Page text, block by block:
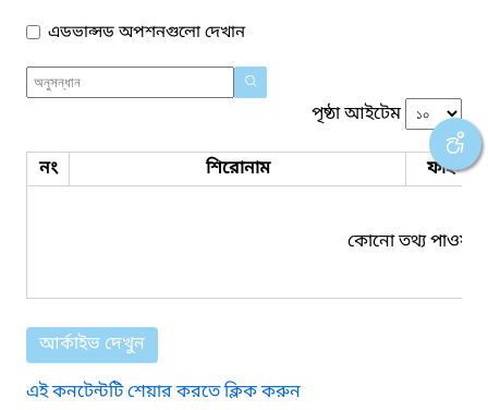
এডভান্সড অপশনগুলো দেখান
পৃষ্ঠা আইটেম
নং শিরোনাম ফাইল
কোনো তথ্য পাওয়া
আর্কাইভ দেখুন
এই কনটেন্টটি শেয়ার করতে ক্লিক করুন